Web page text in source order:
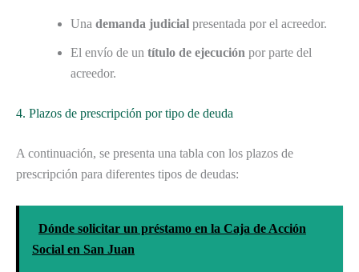
Una demanda judicial presentada por el acreedor.
El envío de un título de ejecución por parte del
acreedor.
4. Plazos de prescripción por tipo de deuda
A continuación, se presenta una tabla con los plazos de
prescripción para diferentes tipos de deudas:
Dónde solicitar un préstamo en la Caja de Acción
Social en San Juan